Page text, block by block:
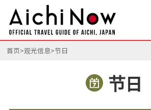
首页 观光信息 节日
节日